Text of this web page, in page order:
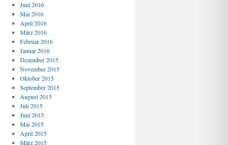
Juni 2016
Mai 2016
April 2016
März 2016
Februar 2016
Januar 2016
Dezember 2015
November 2015
Oktober 2015
September 2015
August 2015
Juli 2015
Juni 2015
Mai 2015
April 2015
März 2015